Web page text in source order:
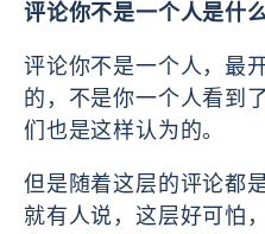
评论你不是一个人是什
评论你不是一个人，最
的，不是你一个人看到
们也是这样认为的。
但是随着这层的评论都
就有人说，这层好可怕